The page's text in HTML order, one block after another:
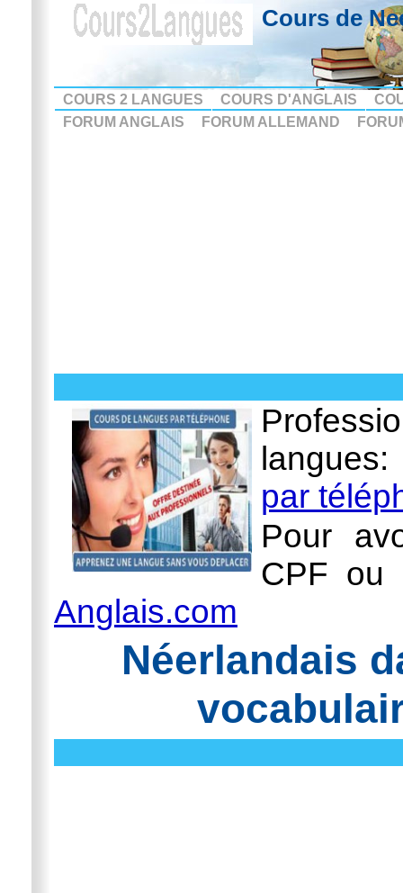
Cours de
COURS 2 LANGUES COURS D'ANGLAIS
FORUM ANGLAIS
FORUM ALLEMAND
par
Pour
CPF ou
Anglais.com
Néerlandais